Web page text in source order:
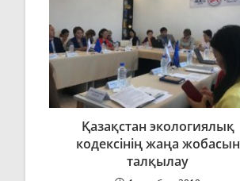
Қазақстан экологиялық
кодексінің жаңа жобасын
талқылау